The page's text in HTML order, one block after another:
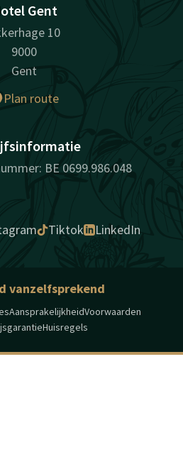
Gent
10
9000
Gent
Plan route
BE 0699.986.048
Tiktok LinkedIn
vanzelfsprekend
AansprakelijkheidVoorwaarden
Huisregels